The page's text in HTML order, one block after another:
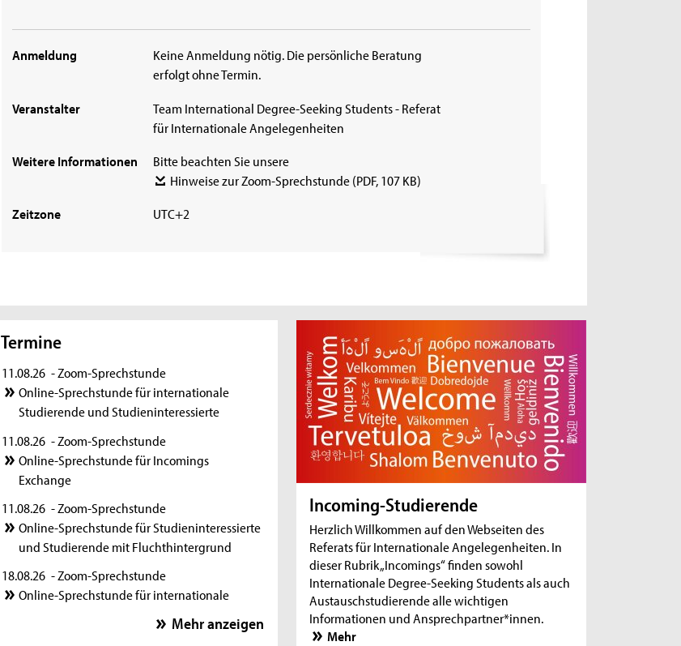
Anmeldung
Keine Anmeldung nötig. Die persönliche Beratung
erfolgt ohne Termin.
Veranstalter
Team International Degree-Seeking Students - Referat
für Internationale Angelegenheiten
Weitere Informationen
Bitte beachten Sie unsere
Hinweise zur Zoom-Sprechstunde(PDF, 107 KB)
Zeitzone
UTC+2
Termine
11.08.26 - Zoom-Sprechstunde
Online-Sprechstunde für internationale
Studierende und Studieninteressierte
11.08.26 - Zoom-Sprechstunde
Online-Sprechstunde für Incomings
Exchange
11.08.26 - Zoom-Sprechstunde
Online-Sprechstunde für Studieninteressierte
und Studierende mit Fluchthintergrund
18.08.26 - Zoom-Sprechstunde
Online-Sprechstunde für internationale
Mehr anzeigen
Incoming-Studierende
Herzlich Willkommen auf den Webseiten des
Referats für Internationale Angelegenheiten. In
dieser Rubrik „Incomings“ finden sowohl
Internationale Degree-Seeking Students als auch
Austauschstudierende alle wichtigen
Informationen und Ansprechpartner*innen.
Mehr